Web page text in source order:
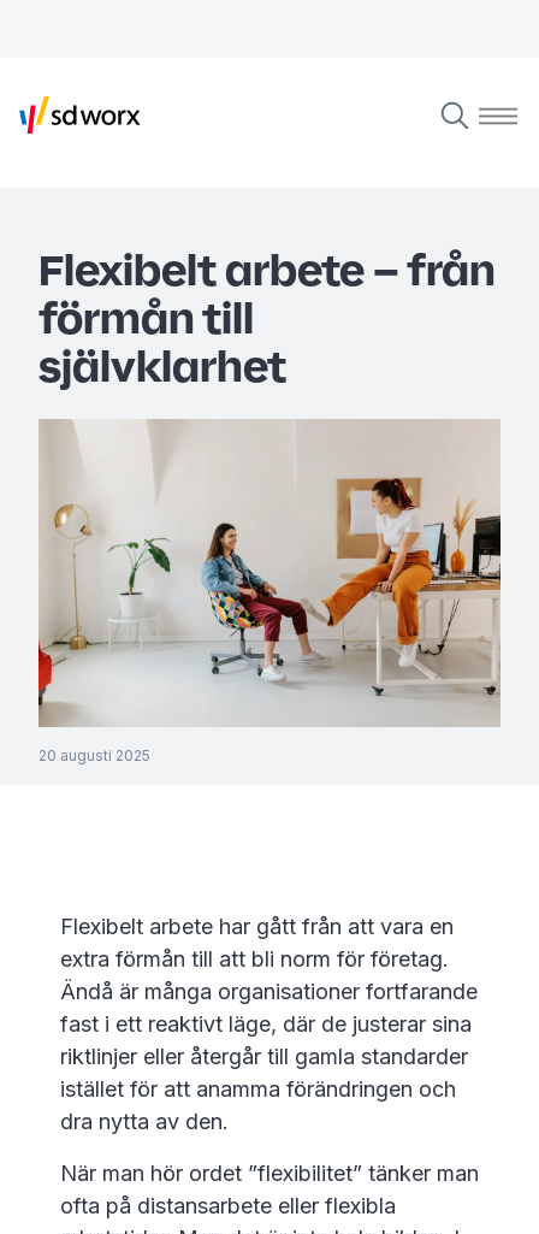
Flexibelt arbete – från
förmån till
självklarhet
20 augusti 2025
Flexibelt arbete har gått från att vara en
extra förmån till att bli norm för företag.
Ändå är många organisationer fortfarande
fast i ett reaktivt läge, där de justerar sina
riktlinjer eller återgår till gamla standarder
istället för att anamma förändringen och
dra nytta av den.
När man hör ordet ”flexibilitet” tänker man
ofta på distansarbete eller flexibla